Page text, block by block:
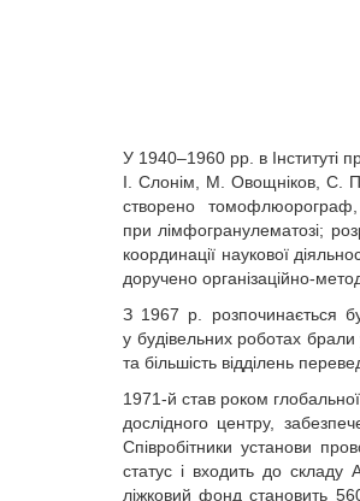
У 1940–1960 рр. в Інституті
І. Слонім, М. Овощніков, С.
створено
при лімфогранулематозі;
координації наукової
доручено організаційно-
З 1967 р. розпочинається
у будівельних роботах брали
та більшість відділень
1971-й став роком
дослідного центру,
Співробітники установи
статус і входить до складу
ліжковий фонд становить